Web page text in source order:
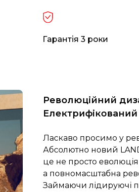
Гарантія 3 роки
Революційний
Електрифікований
Ласкаво просимо у
Абсолютно новий
це не просто
а повномасштабна
Займаючи лідируючі